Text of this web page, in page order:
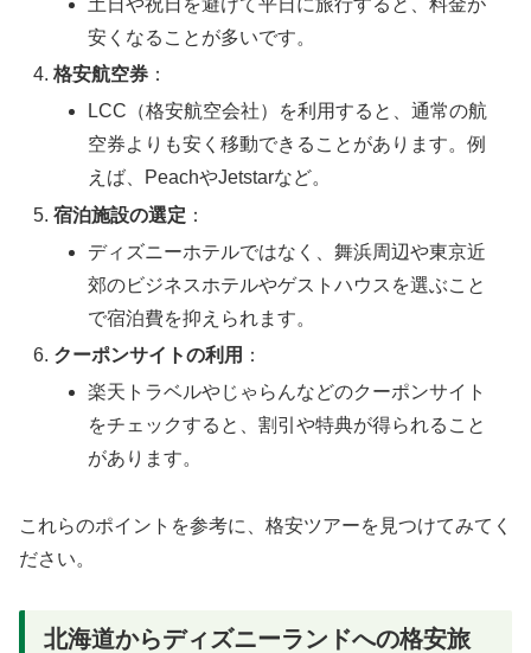
土日や祝日を避けて平日に旅行すると、料金が
安くなることが多いです。
格安航空券 ：
LCC（格安航空会社）を利用すると、通常の航
空券よりも安く移動できることがあります。例
えば、PeachやJetstarなど。
宿泊施設の選定 ：
ディズニーホテルではなく、舞浜周辺や東京近
郊のビジネスホテルやゲストハウスを選ぶこと
で宿泊費を抑えられます。
クーポンサイトの利用 ：
楽天トラベルやじゃらんなどのクーポンサイト
をチェックすると、割引や特典が得られること
があります。
これらのポイントを参考に、格安ツアーを見つけてみてく
ださい。
北海道からディズニーランドへの格安旅